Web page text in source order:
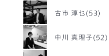
古市 淳也(53)
中川 真理子(52)